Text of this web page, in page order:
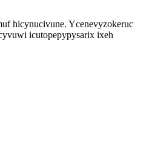
hicynucivune. Ycenevyzokeruc
icutopepypysarix ixeh